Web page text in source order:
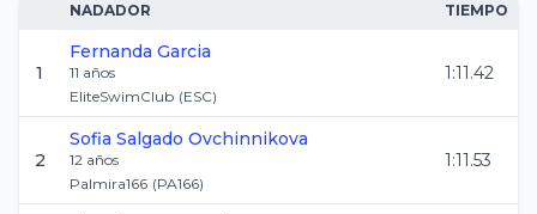
NADADOR TIEMPO
1
Fernanda Garcia
11 años
EliteSwimClub (ESC)
1:11.42
2
Sofia Salgado Ovchinnikova
12 años
Palmira166 (PA166)
1:11.53